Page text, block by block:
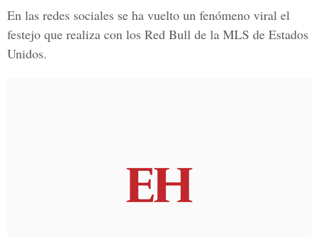
En las redes sociales se ha vuelto un fenómeno viral el
festejo que realiza con los Red Bull de la MLS de Estados
Unidos.